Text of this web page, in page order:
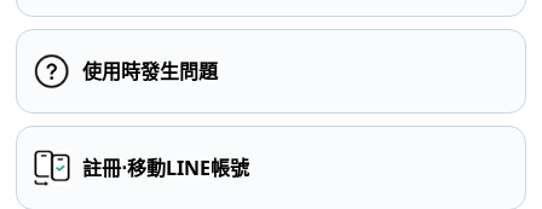
使用時發生問題
註冊⋅移動LINE帳號